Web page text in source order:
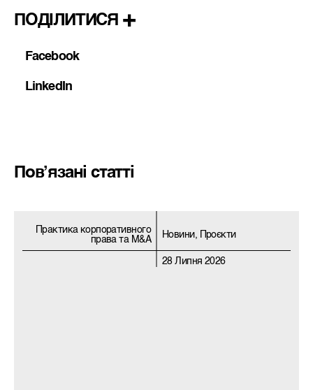
ПОДІЛИТИСЯ
Facebook
LinkedIn
Пов’язані статті
Практика корпоративного
права та M&A
Новини, Проєкти
28 Липня 2026